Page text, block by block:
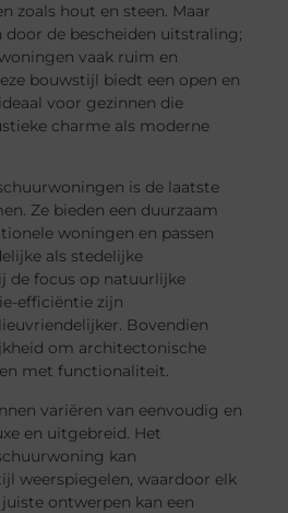
zoals hout en steen. Maar
de bescheiden uitstraling;
vaak ruim en
bouwstijl biedt een open en
voor gezinnen die
charme als moderne
is de laatste
Ze bieden een duurzaam
woningen en passen
als stedelijke
de focus op natuurlijke
efficiëntie zijn
Bovendien
om architectonische
met functionaliteit.
variëren van eenvoudig en
en uitgebreid. Het
kan
weerspiegelen, waardoor elk
ontwerpen kan een